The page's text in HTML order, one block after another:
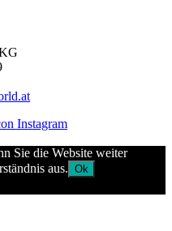
Sie die Website weiter
aus. Ok